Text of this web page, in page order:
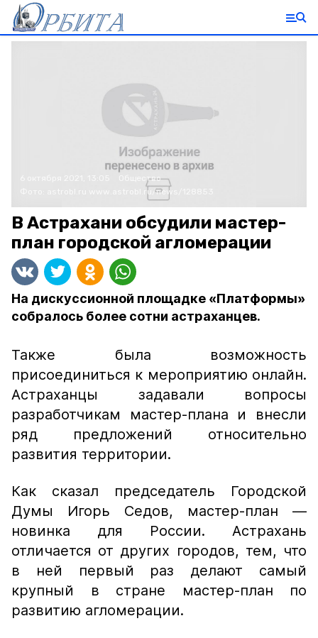
Общество
www.astrobl.ru/news/128853
В Астрахани обсудили мастер-
план городской агломерации
На дискуссионной площадке «Платформы»
собралось более сотни астраханцев.
Также была возможность
присоединиться к мероприятию онлайн.
Астраханцы задавали вопросы
разработчикам мастер-плана и внесли
ряд предложений относительно
развития территории.
Как сказал председатель Городской
Думы Игорь Седов, мастер-план —
новинка для России. Астрахань
отличается от других городов, тем, что
в ней первый раз делают самый
крупный в стране мастер-план по
развитию агломерации.